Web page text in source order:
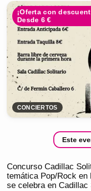
¡Oferta con
Desde 6 €
CONCIERTOS
Este
Concurso Cadillac
temática Pop/Rock
se celebra en